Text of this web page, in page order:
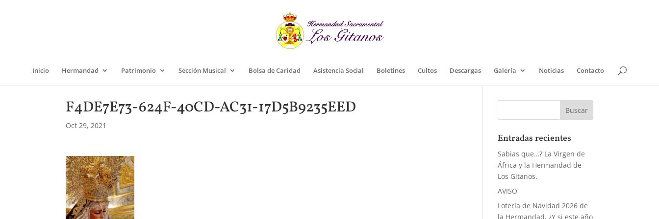
Inicio Hermandad Patrimonio Sección Musical Bolsa de Caridad Asistencia Social Boletines Cultos Descargas Galería Noticias Contacto
F4DE7E73-624F-40CD-AC31-17D5B9235EED
Oct 29, 2021
Entradas recientes
Sabias que…? La Virgen de
África y la Hermandad de
Los Gitanos.
AVISO
Lotería de Navidad 2026 de
la Hermandad, ¿Y si este año